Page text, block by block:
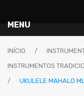
MENU
Instrumentos
GUITARRAS & BAIXOS
INÍCIO /
INSTRUMENTOS
/
UKULELE MAHALO